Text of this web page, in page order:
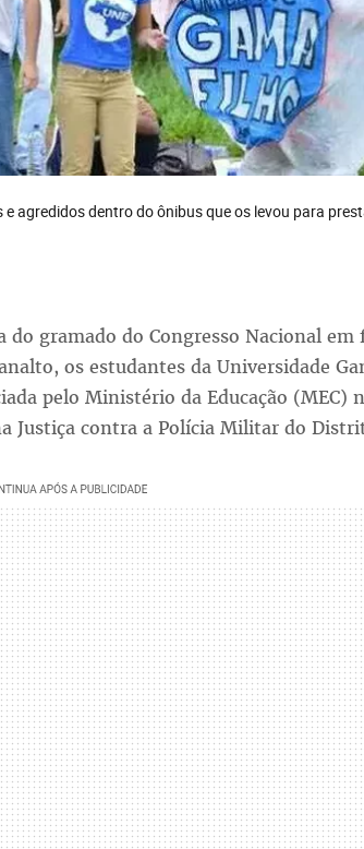
agredidos dentro do ônibus que os levou para
do gramado do Congresso Nacional em
os estudantes da Universidade
pelo Ministério da Educação (MEC)
Justiça contra a Polícia Militar do